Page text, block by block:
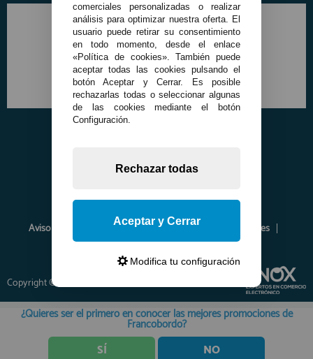
Aviso Legal Política de Privacidad
Política de Cookies
Envíos y Devoluciones
Opiniones
Copyright © 2026 www.francobordo.com
¿Quieres ser el primero en conocer las mejores promociones de
Francobordo?
SÍ NO
comerciales personalizadas o realizar
análisis para optimizar nuestra oferta. El
usuario puede retirar su consentimiento
en todo momento, desde el enlace
«Política de cookies». También puede
aceptar todas las cookies pulsando el
botón Aceptar y Cerrar. Es posible
rechazarlas todas o seleccionar algunas
de las cookies mediante el botón
Configuración.
Rechazar todas
Aceptar y Cerrar
Modifica tu configuración